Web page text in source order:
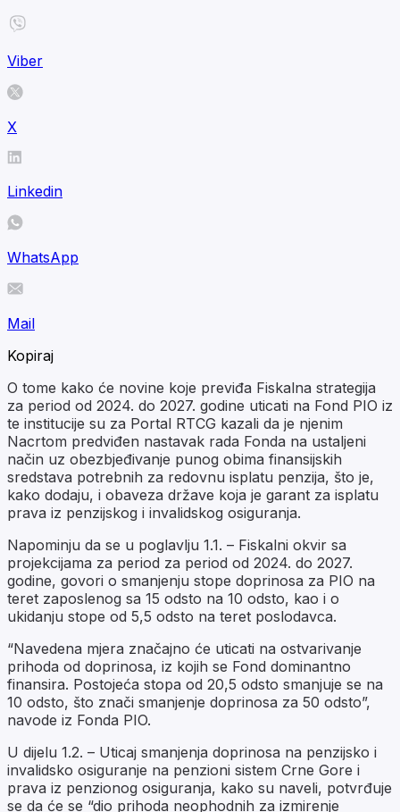
Viber
X
Linkedin
WhatsApp
Mail
Kopiraj
O tome kako će novine koje previđa Fiskalna strategija
za period od 2024. do 2027. godine uticati na Fond PIO iz
te institucije su za Portal RTCG kazali da je njenim
Nacrtom predviđen nastavak rada Fonda na ustaljeni
način uz obezbjeđivanje punog obima finansijskih
sredstava potrebnih za redovnu isplatu penzija, što je,
kako dodaju, i obaveza države koja je garant za isplatu
prava iz penzijskog i invalidskog osiguranja.
Napominju da se u poglavlju 1.1. – Fiskalni okvir sa
projekcijama za period za period od 2024. do 2027.
godine, govori o smanjenju stope doprinosa za PIO na
teret zaposlenog sa 15 odsto na 10 odsto, kao i o
ukidanju stope od 5,5 odsto na teret poslodavca.
“Navedena mjera značajno će uticati na ostvarivanje
prihoda od doprinosa, iz kojih se Fond dominantno
finansira. Postojeća stopa od 20,5 odsto smanjuje se na
10 odsto, što znači smanjenje doprinosa za 50 odsto”,
navode iz Fonda PIO.
U dijelu 1.2. – Uticaj smanjenja doprinosa na penzijsko i
invalidsko osiguranje na penzioni sistem Crne Gore i
prava iz penzionog osiguranja, kako su naveli, potvrđuje
se da će se “dio prihoda neophodnih za izmirenje